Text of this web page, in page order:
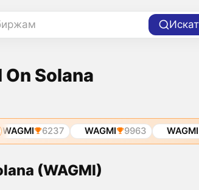
On Solana
6237 WAGMI 9963 WAGMI
(WAGMI)